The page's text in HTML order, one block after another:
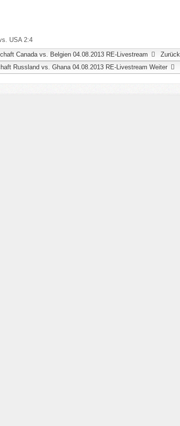
USA 2:4
Canada vs. Belgien 04.08.2013 RE-Livestream
Zurück
Russland vs. Ghana 04.08.2013 RE-LivestreamWeiter